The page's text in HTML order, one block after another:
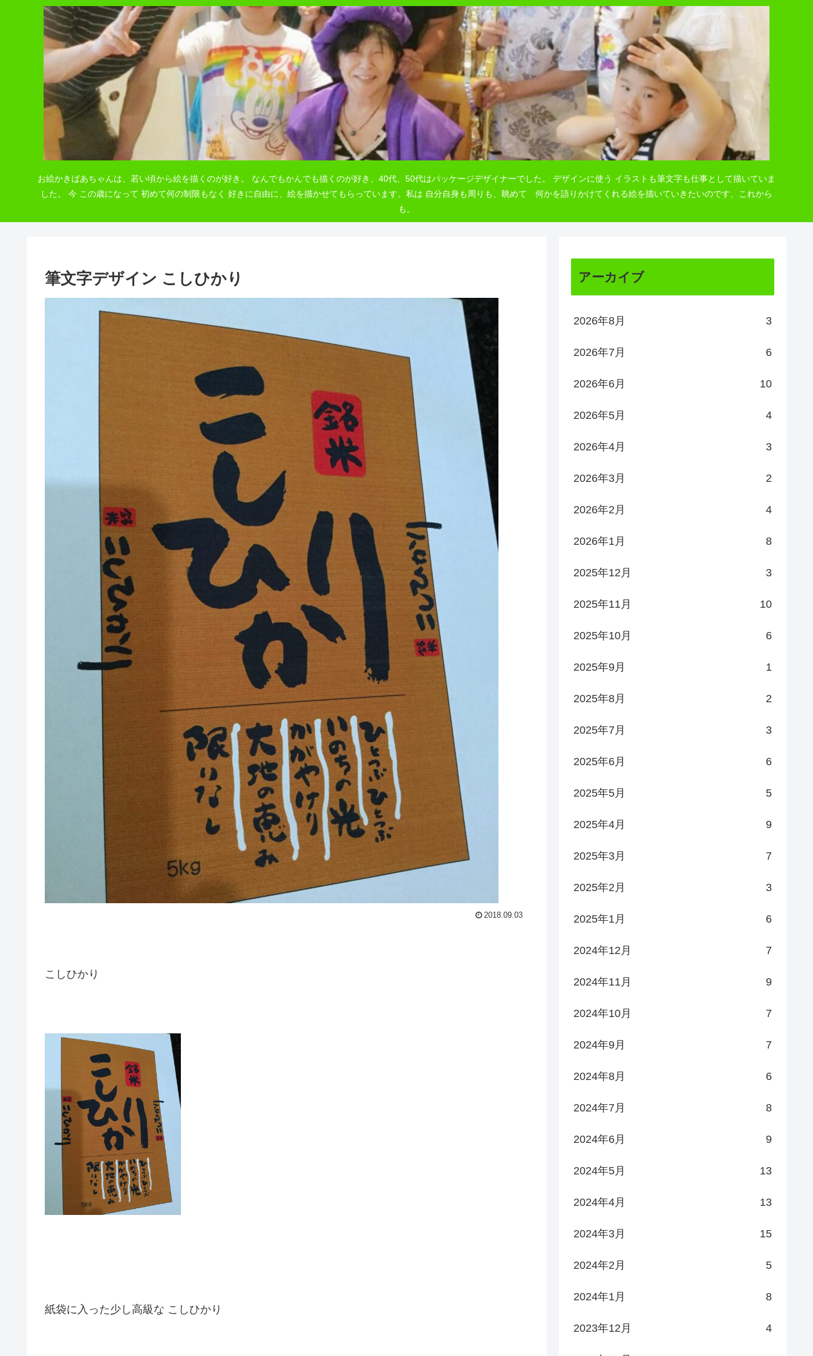
お絵かきばあちゃんは、若い頃から絵を描くのが好き。 なんでもかんでも描くのが好き、40代、50代はパッケージデザイナーでした。 デザインに使う イラストも筆文字も仕事として描いていま
した。 今 この歳になって 初めて何の制限もなく 好きに自由に、絵を描かせてもらっています。私は 自分自身も周りも、眺めて 何かを語りかけてくれる絵を描いていきたいのです、これから
も。
筆文字デザイン こしひかり
2018.09.03
こしひかり
紙袋に入った少し高級な こしひかり
アーカイブ
2026年8月 3
2026年7月 6
2026年6月 10
2026年5月 4
2026年4月 3
2026年3月 2
2026年2月 4
2026年1月 8
2025年12月 3
2025年11月 10
2025年10月 6
2025年9月 1
2025年8月 2
2025年7月 3
2025年6月 6
2025年5月 5
2025年4月 9
2025年3月 7
2025年2月 3
2025年1月 6
2024年12月 7
2024年11月 9
2024年10月 7
2024年9月 7
2024年8月 6
2024年7月 8
2024年6月 9
2024年5月 13
2024年4月 13
2024年3月 15
2024年2月 5
2024年1月 8
2023年12月 4